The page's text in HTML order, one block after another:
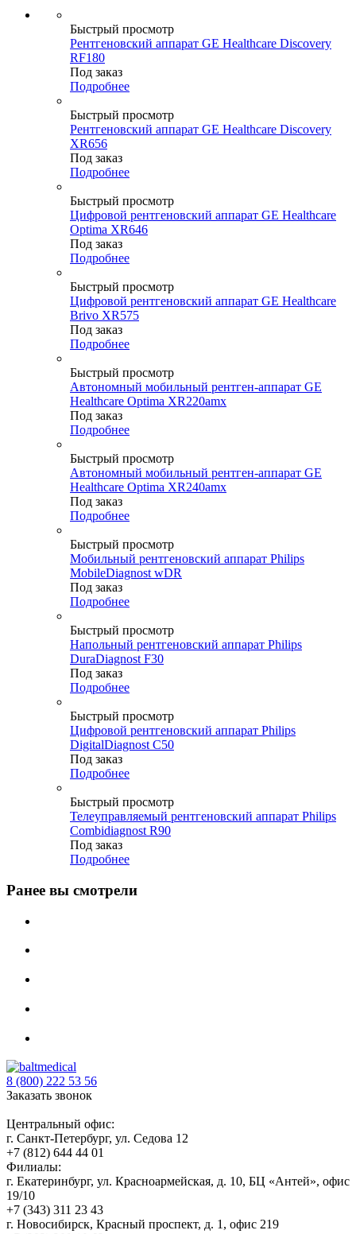
Быстрый просмотр
Рентгеновский аппарат GE Healthcare Discovery
RF180
Под заказ
Подробнее
Быстрый просмотр
Рентгеновский аппарат GE Healthcare Discovery
XR656
Под заказ
Подробнее
Быстрый просмотр
Цифровой рентгеновский аппарат GE Healthcare
Optima XR646
Под заказ
Подробнее
Быстрый просмотр
Цифровой рентгеновский аппарат GE Healthcare
Brivo XR575
Под заказ
Подробнее
Быстрый просмотр
Автономный мобильный рентген-аппарат GE
Healthcare Optima XR220amx
Под заказ
Подробнее
Быстрый просмотр
Автономный мобильный рентген-аппарат GE
Healthcare Optima XR240amx
Под заказ
Подробнее
Быстрый просмотр
Мобильный рентгеновский аппарат Philips
MobileDiagnost wDR
Под заказ
Подробнее
Быстрый просмотр
Напольный рентгеновский аппарат Philips
DuraDiagnost F30
Под заказ
Подробнее
Быстрый просмотр
Цифровой рентгеновский аппарат Philips
DigitalDiagnost C50
Под заказ
Подробнее
Быстрый просмотр
Телеуправляемый рентгеновский аппарат Philips
Combidiagnost R90
Под заказ
Подробнее
Ранее вы смотрели
8 (800) 222 53 56
Заказать звонок
Центральный офис:
г. Санкт-Петербург, ул. Седова 12
+7 (812) 644 44 01
Филиалы:
г. Екатеринбург, ул. Красноармейская, д. 10, БЦ «Антей», офис
19/10
+7 (343) 311 23 43
г. Новосибирск, Красный проспект, д. 1, офис 219